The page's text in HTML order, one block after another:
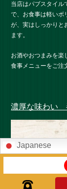
当店はパブスタイル
で、お食事は軽いボ
が、実はしっかりと
ます。
お酒やおつまみを楽
食事メニューをご注
濃厚な味わい
Japanese